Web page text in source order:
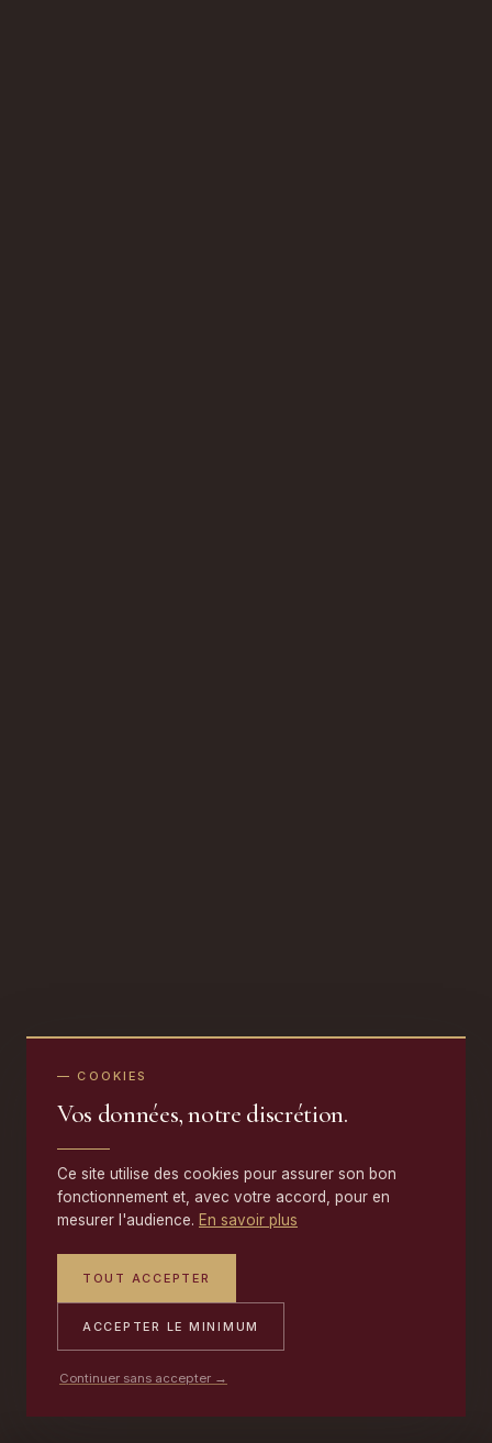
— COOKIES
Vos données, notre discrétion.
Ce site utilise des cookies pour assurer son bon
fonctionnement et, avec votre accord, pour en
mesurer l'audience. En savoir plus
TOUT ACCEPTER
ACCEPTER LE MINIMUM
Continuer sans accepter →